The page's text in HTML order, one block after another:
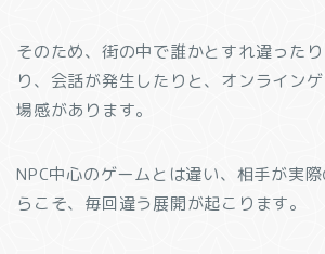
そのため、街の中で誰かとすれ違った
り、会話が発生したりと、オンライン
場感があります。
NPC中心のゲームとは違い、相手が実
らこそ、毎回違う展開が起こります。